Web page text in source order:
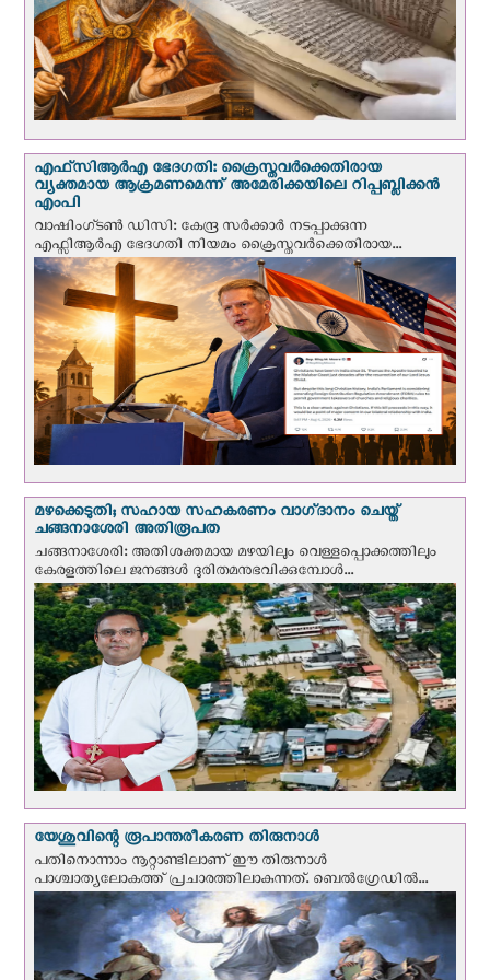
എഫ്‌സി‌ആര്‍‌എ ഭേദഗതി: ക്രൈസ്തവർക്കെതിരായ
വ്യക്തമായ ആക്രമണമെന്ന് അമേരിക്കയിലെ റിപ്പബ്ലിക്കൻ
എംപി
വാഷിംഗ്ടണ്‍ ഡി‌സി: കേന്ദ്ര സർക്കാർ നടപ്പാക്കുന്ന
എഫ്സിആർഎ ഭേദഗതി നിയമം ക്രൈസ്തവർക്കെതിരായ...
മഴക്കെടുതി; സഹായ സഹകരണം വാഗ്‌ദാനം ചെയ്ത്
ചങ്ങനാശേരി അതിരൂപത
ചങ്ങനാശേരി: അതിശക്തമായ മഴയിലും വെള്ളപ്പൊക്കത്തിലും
കേരളത്തിലെ ജനങ്ങൾ ദുരിതമനുഭവിക്കുമ്പോൾ...
യേശുവിന്റെ രൂപാന്തരീകരണ തിരുനാള്‍
പതിനൊന്നാം നൂറ്റാണ്ടിലാണ് ഈ തിരുനാള്‍
പാശ്ചാത്യലോകത്ത് പ്രചാരത്തിലാകുന്നത്. ബെല്‍ഗ്രേഡില്‍...